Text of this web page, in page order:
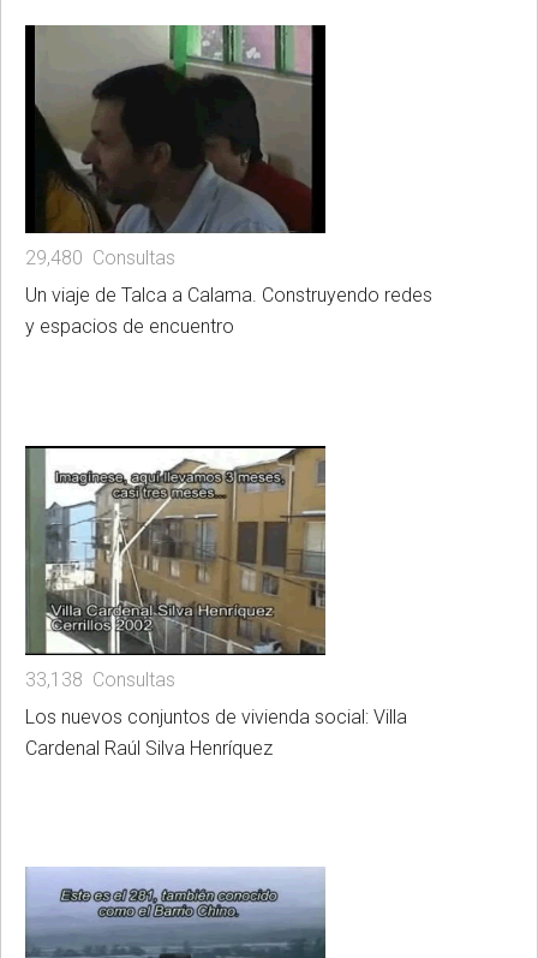
29,480 Consultas
Un viaje de Talca a Calama. Construyendo redes
y espacios de encuentro
33,138 Consultas
Los nuevos conjuntos de vivienda social: Villa
Cardenal Raúl Silva Henríquez